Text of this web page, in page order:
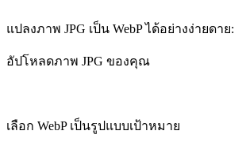
แปลงภาพ JPG เป็น WebP ได้อย่างง่ายดาย:
อัปโหลดภาพ JPG ของคุณ
เลือก WebP เป็นรูปแบบเป้าหมาย